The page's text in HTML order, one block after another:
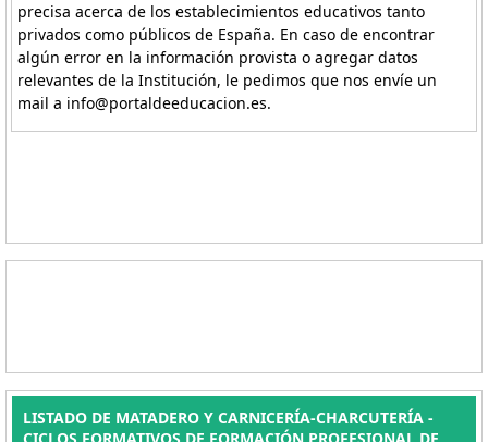
precisa acerca de los establecimientos educativos tanto
privados como públicos de España. En caso de encontrar
algún error en la información provista o agregar datos
relevantes de la Institución, le pedimos que nos envíe un
mail a info@portaldeeducacion.es.
LISTADO DE MATADERO Y CARNICERÍA-CHARCUTERÍA -